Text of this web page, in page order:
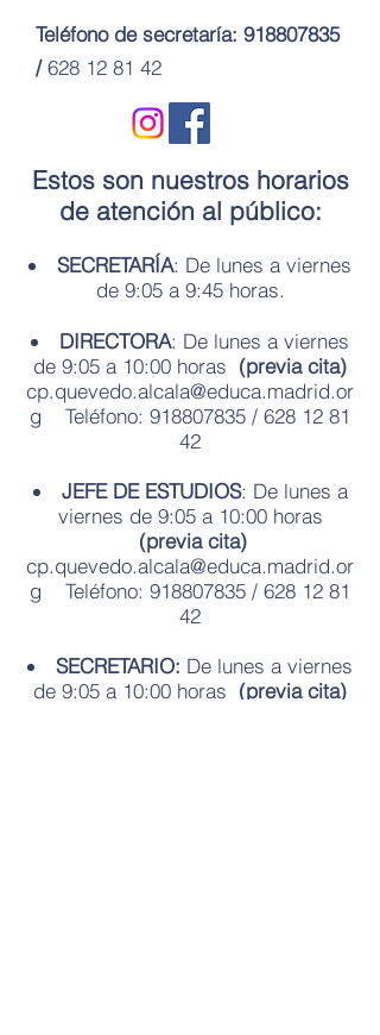
Teléfono de secretaría: 918807835
/628 12 81 42
Estos son nuestros horarios
de atención al público:
SECRETARÍA: De lunes a viernes
de 9:05 a 9:45 horas.
DIRECTORA: De lunes a viernes
de 9:05 a 10:00 horas (previa cita)
cp.quevedo.alcala@educa.madrid.or
g Teléfono: 918807835 / 628 12 81
42
JEFE DE ESTUDIOS: De lunes a
viernes de 9:05 a 10:00 horas
(previa cita)
cp.quevedo.alcala@educa.madrid.or
g Teléfono: 918807835 / 628 12 81
42
SECRETARIO: De lunes a viernes
de 9:05 a 10:00 horas (previa cita)